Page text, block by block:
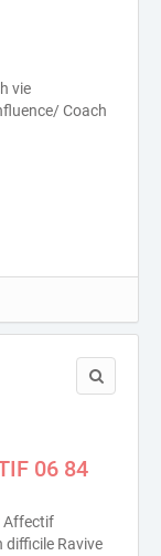
vie
Coach
06 84
Affectif
difficile Ravive